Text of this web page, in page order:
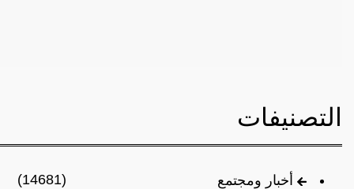
التصنيفات
أخبار ومجتمع
(14681)